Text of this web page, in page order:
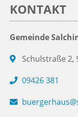
KONTAKT
Gemeinde
Schulstraße 2,
09426 381